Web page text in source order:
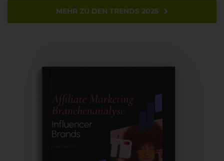
MEHR ZU DEN TRENDS 2025